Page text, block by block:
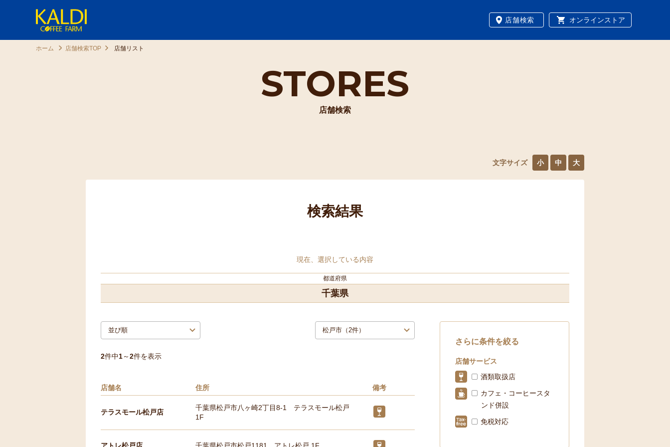
店舗検索 オンラインストア
STORES
店舗検索
ホーム 店舗検索TOP 店舗リスト
文字サイズ 小 中 大
検索結果
現在、選択している内容
都道府県
千葉県
2件中1～2件を表示
店舗名 住所 備考
テラスモール松戸店
千葉県松戸市八ヶ崎2丁目8-1 テラスモール松戸
1F
さらに条件を絞る
店舗サービス
酒類取扱店
カフェ・コーヒースタ
ンド併設
免税対応